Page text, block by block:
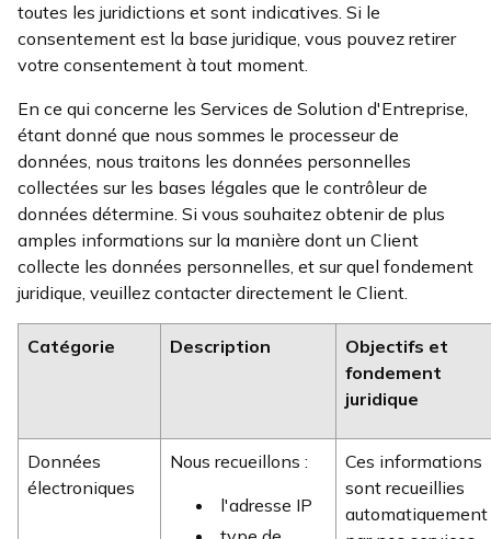
toutes les juridictions et sont indicatives. Si le
consentement est la base juridique, vous pouvez retirer
votre consentement à tout moment.
En ce qui concerne les Services de Solution d'Entreprise,
étant donné que nous sommes le processeur de
données, nous traitons les données personnelles
collectées sur les bases légales que le contrôleur de
données détermine. Si vous souhaitez obtenir de plus
amples informations sur la manière dont un Client
collecte les données personnelles, et sur quel fondement
juridique, veuillez contacter directement le Client.
Catégorie Description Objectifs et
fondement
juridique
Données
électroniques
Nous recueillons :
l'adresse IP
Ces informations
sont recueillies
automatiquement